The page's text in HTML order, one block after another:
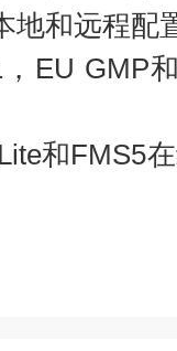
地和远程配
EU GMP
和FMS5